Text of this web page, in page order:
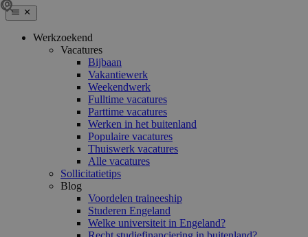
Werkzoekend
Vacatures
Bijbaan
Vakantiewerk
Weekendwerk
Fulltime vacatures
Parttime vacatures
Werken in het buitenland
Populaire vacatures
Thuiswerk vacatures
Alle vacatures
Sollicitatietips
Blog
Voordelen traineeship
Studeren Engeland
Welke universiteit in Engeland?